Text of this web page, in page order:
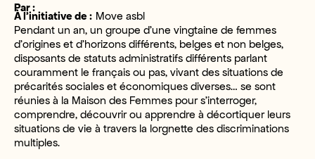
Par :
À l’initiative de : Move asbl
Pendant un an, un groupe d’une vingtaine de femmes
d’origines et d’horizons différents, belges et non belges,
disposants de statuts administratifs différents parlant
couramment le français ou pas, vivant des situations de
précarités sociales et économiques diverses… se sont
réunies à la Maison des Femmes pour s’interroger,
comprendre, découvrir ou apprendre à décortiquer leurs
situations de vie à travers la lorgnette des discriminations
multiples.